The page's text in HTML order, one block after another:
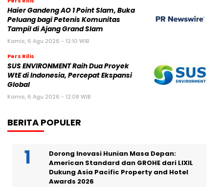
Haier Gandeng AO 1 Point Slam, Buka
Peluang bagi Petenis Komunitas
Tampil di Ajang Grand Slam
Kamis, 6 Agu 2026 - 12:10 WIB
Pers Rilis
SUS ENVIRONMENT Raih Dua Proyek
WtE di Indonesia, Percepat Ekspansi
Global
Kamis, 6 Agu 2026 - 12:08 WIB
BERITA POPULER
Dorong Inovasi Hunian Masa Depan:
American Standard dan GROHE dari LIXIL
Dukung Asia Pacific Property and Hotel
Awards 2026